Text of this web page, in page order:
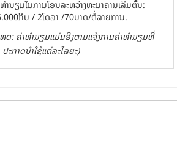
ຳ​ນຽມ​ໃນ​ການໂອນ​ລະຫວ່າງ​ທະນາຄານເລີ່ມຕົ້ນ:
ກີບ /​​ 2ໂດ​ລາ /70ບາດ/​ຕໍ່​ລາຍການ.
ດ: ຄ່າທໍານຽມແມ່ນອີງຕາມແຈ້ງການຄ່າທໍານຽມທີ່
ະກາດນໍາໃຊ້ແຕ່ລະໄລຍະ)